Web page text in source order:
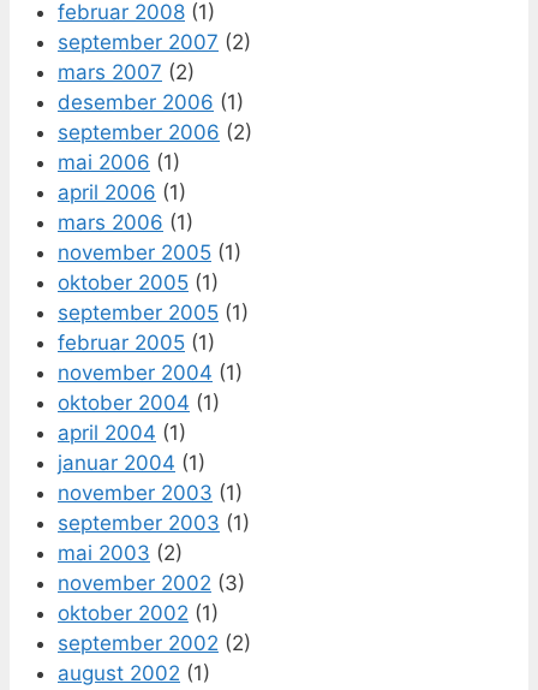
februar 2008 (1)
september 2007 (2)
mars 2007 (2)
desember 2006 (1)
september 2006 (2)
mai 2006 (1)
april 2006 (1)
mars 2006 (1)
november 2005 (1)
oktober 2005 (1)
september 2005 (1)
februar 2005 (1)
november 2004 (1)
oktober 2004 (1)
april 2004 (1)
januar 2004 (1)
november 2003 (1)
september 2003 (1)
mai 2003 (2)
november 2002 (3)
oktober 2002 (1)
september 2002 (2)
august 2002 (1)